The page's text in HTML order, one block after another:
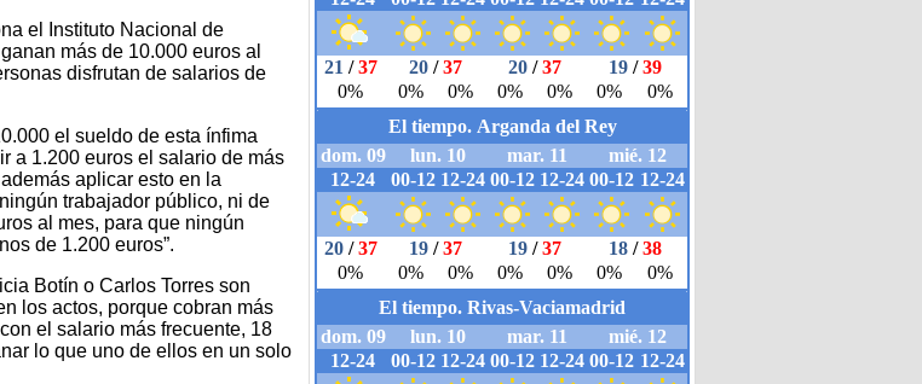
el Instituto Nacional de
más de 10.000 euros al
disfrutan de salarios de
el sueldo de esta ínfima
a 1.200 euros el salario de más
aplicar esto en la
trabajador público, ni de
al mes, para que ningún
de 1.200 euros”.
Botín o Carlos Torres son
los actos, porque cobran más
el salario más frecuente, 18
lo que uno de ellos en un solo